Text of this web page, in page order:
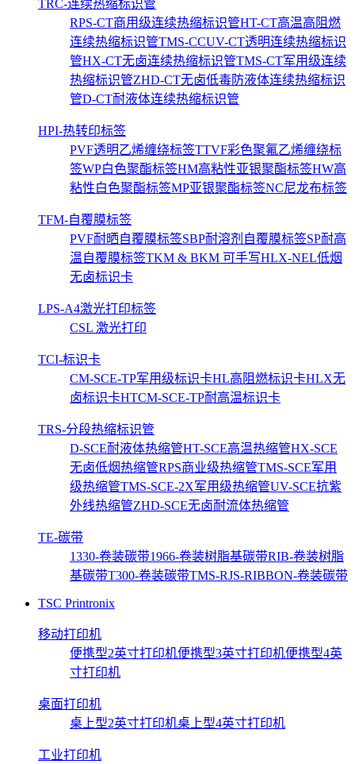
TRC-连续热缩标识管
RPS-CT商用级连续热缩标识管HT-CT高温高阻燃
连续热缩标识管TMS-CCUV-CT透明连续热缩标识
管HX-CT无卤连续热缩标识管TMS-CT军用级连续
热缩标识管ZHD-CT无卤低毒防液体连续热缩标识
管D-CT耐液体连续热缩标识管
HPI-热转印标签
PVF透明乙烯缠绕标签TTVF彩色聚氟乙烯缠绕标
签WP白色聚酯标签HM高粘性亚银聚酯标签HW高
粘性白色聚酯标签MP亚银聚酯标签NC尼龙布标签
TFM-自覆膜标签
PVF耐晒自覆膜标签SBP耐溶剂自覆膜标签SP耐高
温自覆膜标签TKM & BKM 可手写HLX-NEL低烟
无卤标识卡
LPS-A4激光打印标签
CSL 激光打印
TCI-标识卡
CM-SCE-TP军用级标识卡HL高阻燃标识卡HLX无
卤标识卡HTCM-SCE-TP耐高温标识卡
TRS-分段热缩标识管
D-SCE耐液体热缩管HT-SCE高温热缩管HX-SCE
无卤低烟热缩管RPS商业级热缩管TMS-SCE军用
级热缩管TMS-SCE-2X军用级热缩管UV-SCE抗紫
外线热缩管ZHD-SCE无卤耐流体热缩管
TE-碳带
1330-卷装碳带1966-卷装树脂基碳带RIB-卷装树脂
基碳带T300-卷装碳带TMS-RJS-RIBBON-卷装碳带
TSC Printronix
移动打印机
便携型2英寸打印机便携型3英寸打印机便携型4英
寸打印机
桌面打印机
桌上型2英寸打印机桌上型4英寸打印机
工业打印机